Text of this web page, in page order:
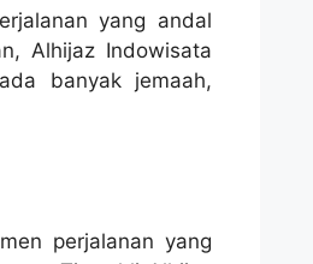
yang andal
Alhijaz Indowisata
banyak jemaah,
perjalanan yang